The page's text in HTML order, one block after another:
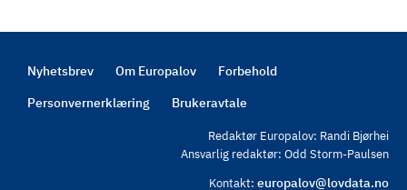
Footer
Nyhetsbrev Om Europalov
Forbehold
Personvernerklæring
Brukeravtale
Redaktør Europalov: Randi Bjørhei
Ansvarlig redaktør: Odd Storm-Paulsen
Kontakt: europalov@lovdata.no